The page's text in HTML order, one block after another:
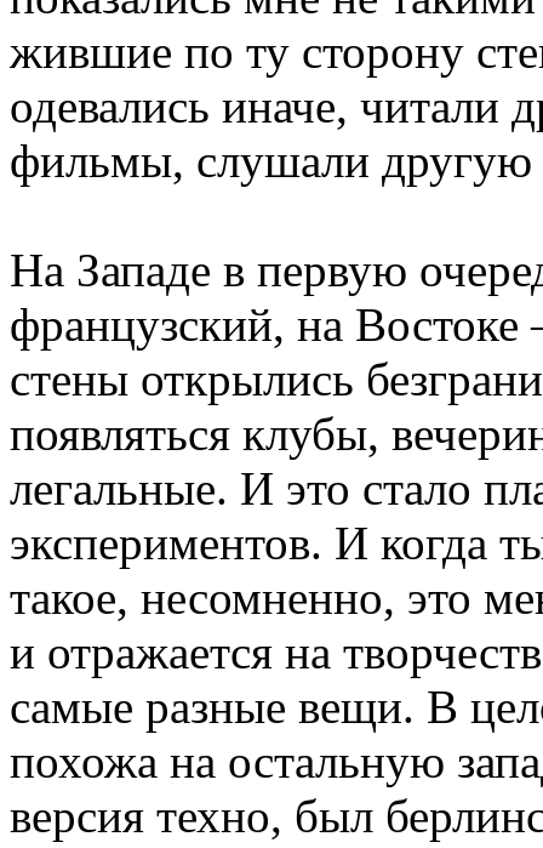
жившие по ту сторону
одевались иначе, читали
фильмы, слушали другую
На Западе в первую
французский, на Востоке
стены открылись
появляться клубы,
легальные. И это стало
экспериментов. И когда
такое, несомненно, это
и отражается на
самые разные вещи. В
похожа на остальную
версия техно, был